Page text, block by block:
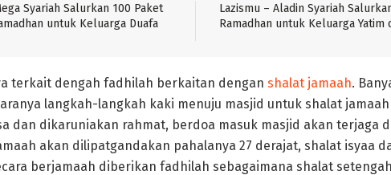
Syariah Salurkan 100 Paket
untuk Keluarga Duafa
Lazismu – Aladin Syariah
Ramadhan untuk Keluarga Yatim
terkait dengah fadhilah berkaitan dengan shalat jamaah.
langkah-langkah kaki menuju masjid untuk shalat
dan dikaruniakan rahmat, berdoa masuk masjid akan terjaga
akan dilipatgandakan pahalanya 27 derajat, shalat isyaa
berjamaah diberikan fadhilah sebagaimana shalat